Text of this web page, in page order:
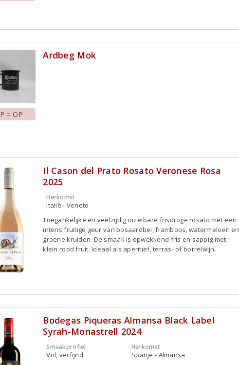
= OP
Ardbeg Mok
Il Cason del Prato Rosato Veronese Rosa
2025
Herkomst
Italië - Veneto
Toegankelijke en veelzijdig inzetbare frisdroge rosato met een
intens fruitige geur van bosaardbei, framboos, watermeloen en
groene kruiden. De smaak is opwekkend fris en sappig met
klein rood fruit. Ideaal als aperitief, terras- of borrelwijn.
Bodegas Piqueras Almansa Black Label
Syrah-Monastrell 2024
Smaakprofiel
Vol, verfijnd
Herkomst
Spanje - Almansa